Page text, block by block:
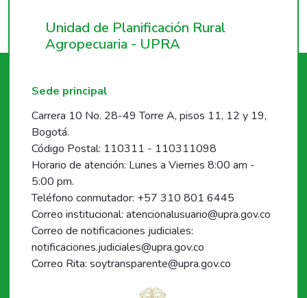
Unidad de Planificación Rural
Agropecuaria - UPRA
Sede principal
Carrera 10 No. 28-49 Torre A, pisos 11, 12 y 19,
Bogotá.
Código Postal: 110311 - 110311098
Horario de atención: Lunes a Viernes 8:00 am -
5:00 pm.
Teléfono conmutador: +57 310 801 6445
Correo institucional: atencionalusuario@upra.gov.co
Correo de notificaciones judiciales:
notificaciones.judiciales@upra.gov.co
Correo Rita: soytransparente@upra.gov.co